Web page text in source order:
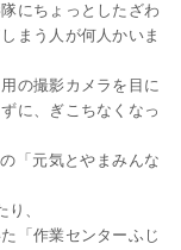
にちょっとしたざわ
まう人が何人かいま
の撮影カメラを目に
に、ぎこちなくなっ
「元気とやまみんな
、
「作業センターふじ